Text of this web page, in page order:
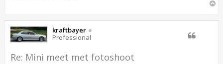
h
t
h
kraftbayer
Professional
Re: Mini meet met fotoshoot